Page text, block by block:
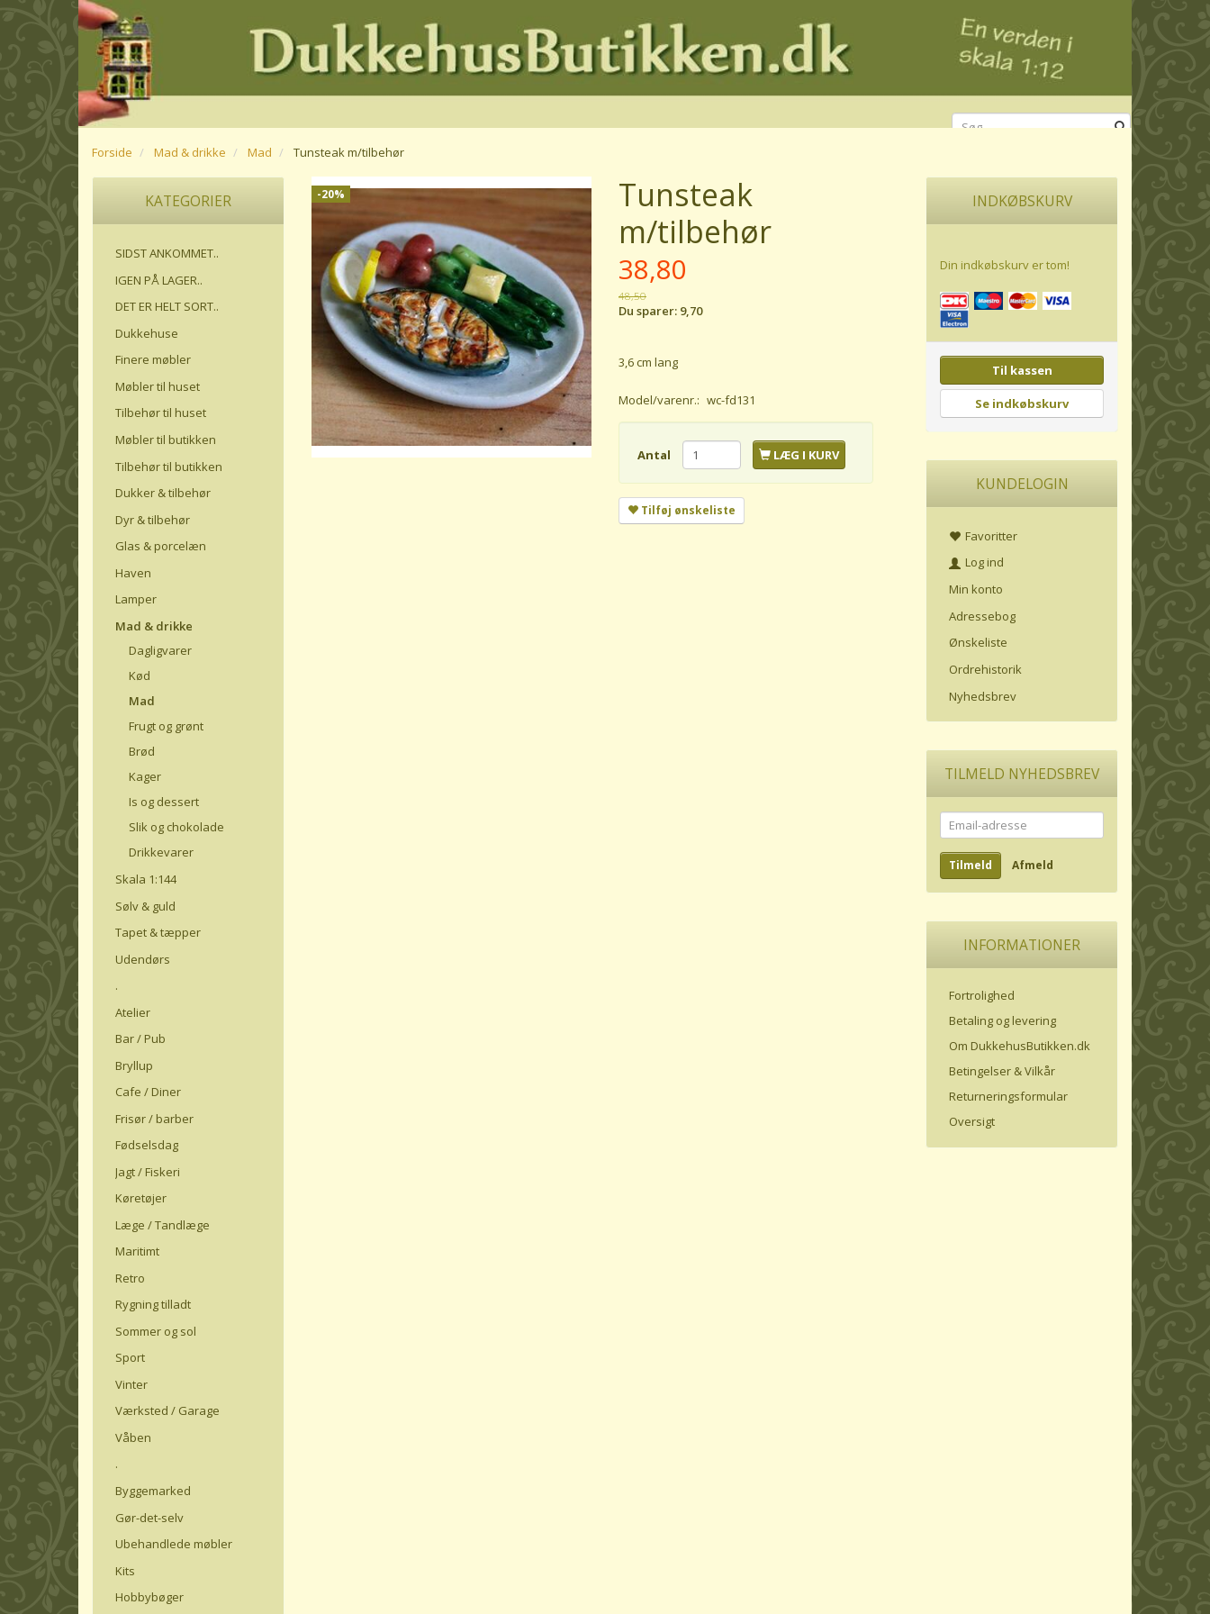
Forside Mad & drikke Mad Tunsteak m/tilbehør
KATEGORIER
SIDST ANKOMMET..
IGEN PÅ LAGER..
DET ER HELT SORT..
Dukkehuse
Finere møbler
Møbler til huset
Tilbehør til huset
Møbler til butikken
Tilbehør til butikken
Dukker & tilbehør
Dyr & tilbehør
Glas & porcelæn
Haven
Lamper
Mad & drikke
Dagligvarer
Kød
Mad
Frugt og grønt
Brød
Kager
Is og dessert
Slik og chokolade
Drikkevarer
Skala 1:144
Sølv & guld
Tapet & tæpper
Udendørs
.
Atelier
Bar / Pub
Bryllup
Cafe / Diner
Frisør / barber
Fødselsdag
Jagt / Fiskeri
Køretøjer
Læge / Tandlæge
Maritimt
Retro
Rygning tilladt
Sommer og sol
Sport
Vinter
Værksted / Garage
Våben
.
Byggemarked
Gør-det-selv
Ubehandlede møbler
Kits
Hobbybøger
-20%
Tunsteak
m/tilbehør
38,80
48,50
Du sparer: 9,70
3,6 cm lang
Model/varenr.: wc-fd131
Antal LÆG I KURV
Tilføj ønskeliste
INDKØBSKURV
Din indkøbskurv er tom!
Til kassen
Se indkøbskurv
KUNDELOGIN
Favoritter
Log ind
Min konto
Adressebog
Ønskeliste
Ordrehistorik
Nyhedsbrev
TILMELD NYHEDSBREV
Email-
adresse
Tilmeld Afmeld
INFORMATIONER
Fortrolighed
Betaling og levering
Om DukkehusButikken.dk
Betingelser & Vilkår
Returneringsformular
Oversigt